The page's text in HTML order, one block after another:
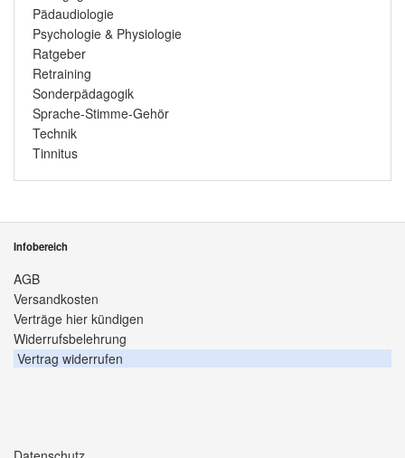
Pädaudiologie
Psychologie & Physiologie
Ratgeber
Retraining
Sonderpädagogik
Sprache-Stimme-Gehör
Technik
Tinnitus
Infobereich
AGB
Versandkosten
Verträge hier kündigen
Widerrufsbelehrung
Vertrag widerrufen